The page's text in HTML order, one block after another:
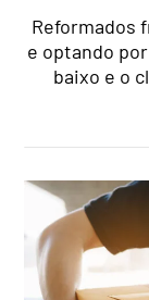
Reformados
e optando
baixo e o